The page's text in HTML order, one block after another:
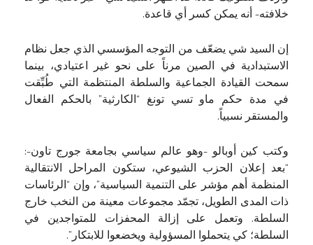
خلافته- أنه يمكن كسر أي قاعدة.
إن السيد شي يضعّف من التوجه المؤسسي الذي جعل نظام
الاستبدادية في الصين مرناً على نحو غير اعتيادي، بينما
سمحت القيادة الجماعية والسلطة المنتظمة التي طُبِّقت
في مدة حكم ماو تسي تونغ “الكارثية” بالحكم الفعال
والمستقر نسبياً.
وكتب كين أوبالو -وهو عالم سياسي بجامعة جورج تاون-:
“بعد إعلان الحزب الشيوعي، ستكون المراحل الانتقالية
المنظمة أهم مؤشر على التنمية السياسية”، وإن “الرئاسات
ذات المدى الطويل، تجمّد مجموعات معينة من النخب خارج
السلطة. وتعمل على إزالة المحفزات للمتواجدين في
السلطة؛ كي يتحملوا المسؤولية ويخضعوا للابتكار”.